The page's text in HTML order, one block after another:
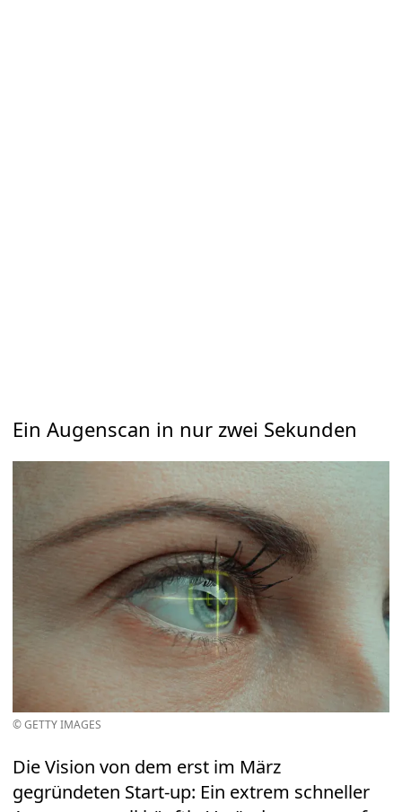
Ein Augenscan in nur zwei Sekunden
© GETTY IMAGES
Die Vision von dem erst im März
gegründeten Start-up: Ein extrem schneller